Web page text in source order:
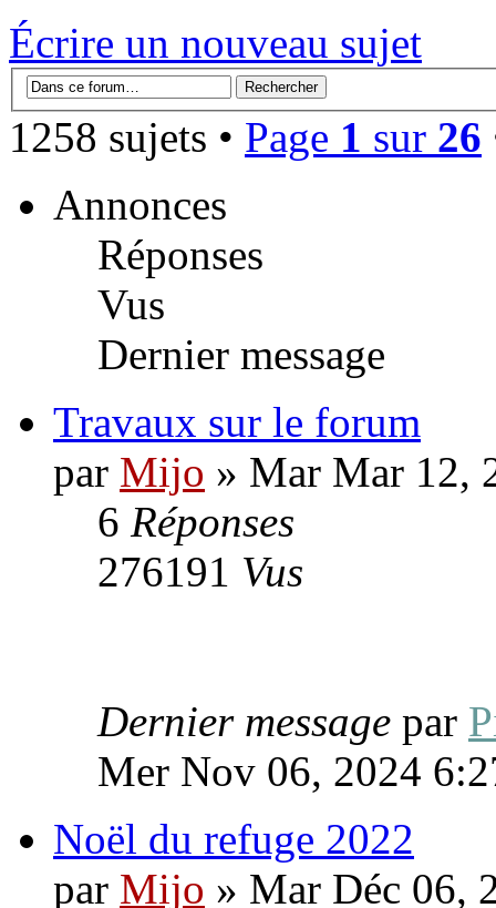
Écrire un nouveau sujet
1258 sujets • Page 1 sur 26
Annonces
Réponses
Vus
Dernier message
Travaux sur le forum
par Mijo » Mar Mar 12,
6 Réponses
276191 Vus
Dernier message par
Mer Nov 06, 2024
Noël du refuge 2022
par Mijo » Mar Déc 06,